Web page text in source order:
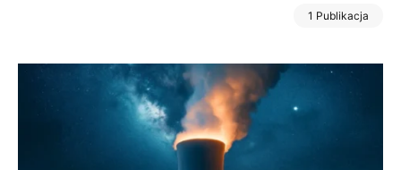
1 Publikacja